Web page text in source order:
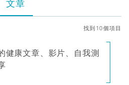
文章
找到10個項目
健康文章、影片、自我測